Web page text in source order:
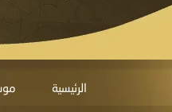
الرئيسية